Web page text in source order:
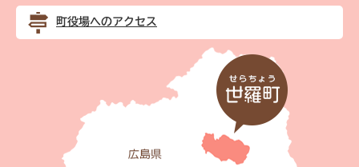
町役場へのアクセス